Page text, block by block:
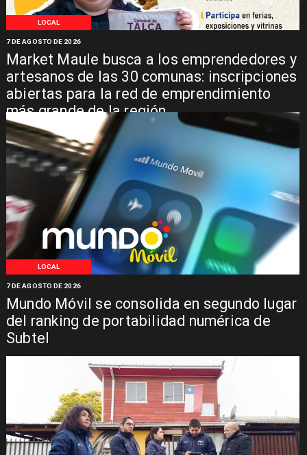
LOCAL
Market Maule busca a los emprendedores y
artesanos de las 30 comunas: inscripciones
abiertas para la red de emprendimiento
más grande de la región
7 DE AGOSTO DE 2026
LOCAL
Mundo Móvil se consolida en segundo lugar
del ranking de portabilidad numérica de
Subtel
7 DE AGOSTO DE 2026